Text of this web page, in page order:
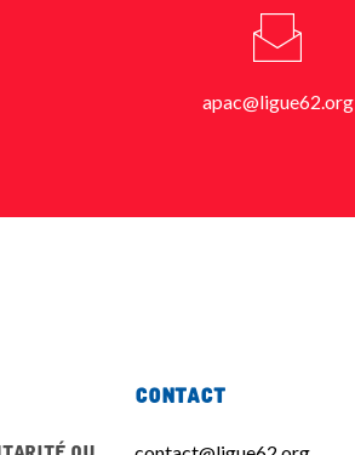
apac@ligue62.org
ou
Contact